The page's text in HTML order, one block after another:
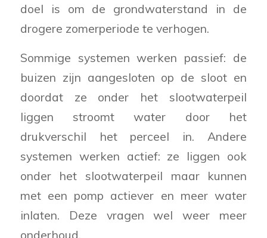
doel is om de grondwaterstand in de
drogere zomerperiode te verhogen.
Sommige systemen werken passief: de
buizen zijn aangesloten op de sloot en
doordat ze onder het slootwaterpeil
liggen stroomt water door het
drukverschil het perceel in. Andere
systemen werken actief: ze liggen ook
onder het slootwaterpeil maar kunnen
met een pomp actiever en meer water
inlaten. Deze vragen wel weer meer
onderhoud.